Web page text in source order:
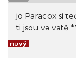
jo Paradox si
ti jsou ve vatě
nový